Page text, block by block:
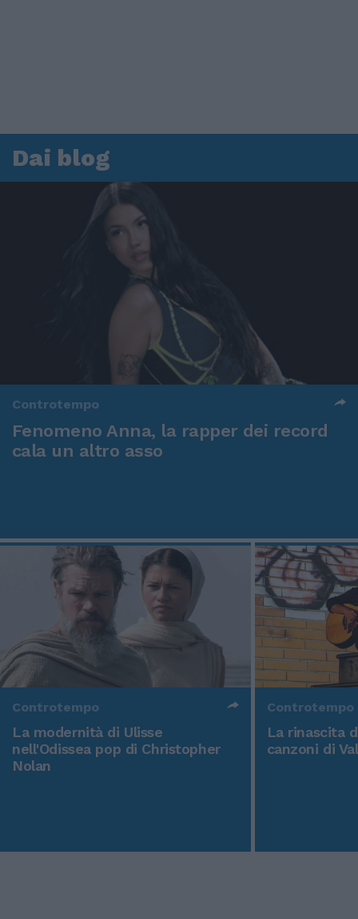
Dai blog
Controtempo
Fenomeno Anna, la rapper dei record
cala un altro asso
Controtempo
La modernità di Ulisse
nell'Odissea pop di Christopher
Nolan
Controtempo
La rinascita
canzoni di